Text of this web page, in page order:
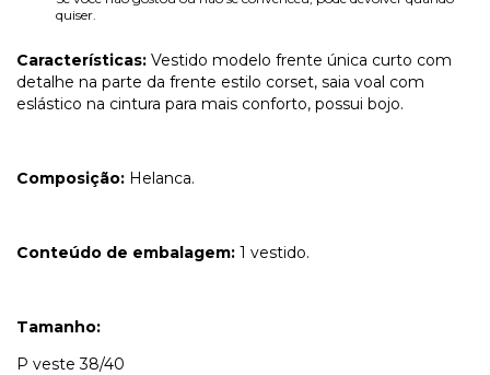
quiser.
Características: Vestido modelo frente única curto com
detalhe na parte da frente estilo corset, saia voal com
eslástico na cintura para mais conforto, possui bojo.
Composição: Helanca.
Conteúdo de embalagem: 1 vestido.
Tamanho:
P veste 38/40